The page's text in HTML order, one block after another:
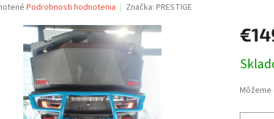
Podrobnosti hodnotenia Značka: PRESTIGE
cena: